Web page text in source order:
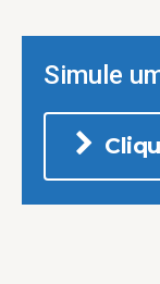
Simule